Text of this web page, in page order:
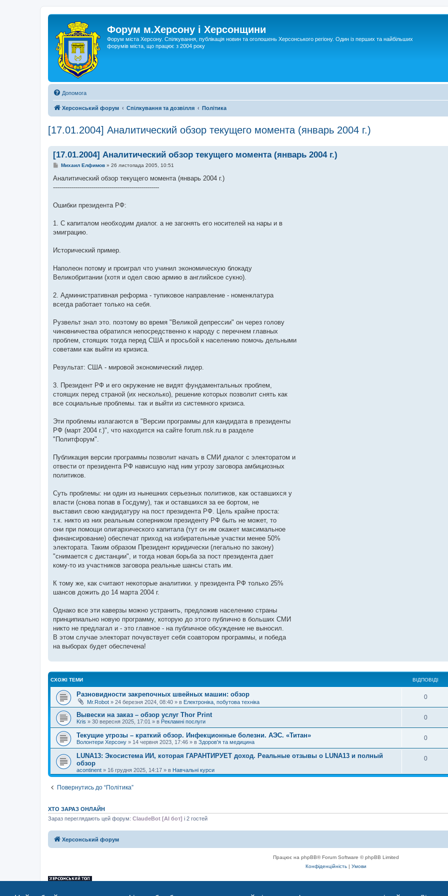
Форум м.Херсону і Херсонщини
Форум міста Херсону. Спілкування, публікація новин та оголошень Херсонського регіону. Один із перших та найбільших
форумів міста, що працює з 2004 року
Допомога
Херсонський форум Спілкування та дозвілля Політика
[17.01.2004] Аналитический обзор текущего момента (январь 2004 г.)
[17.01.2004] Аналитический обзор текущего момента (январь 2004 г.)
П
в
д
л
н
я
Михаил Елфимов» 26 листопада 2005, 10:51
Аналитический обзор текущего момента (январь 2004 г.)
-----------------------------------------------------
Ошибки президента РФ:
1. С капиталом необходим диалог. а не загонять его носителей на нары и в
эмиграцию.
Исторический пример.
Наполеон потому и проиграл что учинил экономическую блокаду
Великобритании (хотя и одел свою армию в английское сукно).
2. Административная реформа - тупиковое направление - номенклатура
всегда работает только на себя.
Рузвельт знал это. поэтому во время "Великой депрессии" он через голову
чиновничества обратился непосредственно к народу с перечнем главных
проблем, стоящих тогда перед США и просьбой к населению помочь дельными
советами как выйти из кризиса.
Результат: США - мировой экономический лидер.
3. Президент РФ и его окружение не видят фундаментальных проблем,
стоящих перед страной (их несколько), решение которых позволит снять как
все социальные проблемы. так и выйти из системного кризиса.
Эти проблемы излагаются в "Версии программы для кандидата в президенты
РФ (март 2004 г.)", что находится на сайте forum.nsk.ru в разделе
"Политфорум".
Публикация версии программы позволит начать в СМИ диалог с электоратом и
отвести от президента РФ нависшую над ним угрозу заговора амбициозных
политиков.
Суть проблемы: ни один из нынешних серьезных политиков, как оставшихся у
власти (снова попав в Госдуму), так и оставшихся за ее бортом, не
выставил свою кандидатуру на пост президента РФ. Цель крайне проста:
т.к. никто из них реальным соперником президенту РФ быть не может, то
они при помощи олигархического капитала (тут он им окажет максимальное
финансирование) обеспечат приход на избирательные участки менее 50%
электората. Таким образом Президент юридически (легально по закону)
"снимается с дистанции", и тогда новая борьба за пост президента дает
кому-то из участников заговора реальные шансы стать им.
К тому же, как считают некоторые аналитики. у президента РФ только 25%
шансов дожить до 14 марта 2004 г.
Однако все эти каверзы можно устранить, предложив населению страны
принципиально новую программу, которую до этого публично в больших СМИ
никто не предлагал и - это главное - на публичное обсуждение не выносил.
В этом случае электорат почувствует себя соавтором программы, и победа
на выборах будет обеспечена!
СХОЖІ ТЕМИ ВІДПОВІДІ
Разновидности закрепочных швейных машин: обзор
Mr.Robot » 24 березня 2024, 08:40 » в Електроніка, побутова техніка
0
Вывески на заказ – обзор услуг Thor Print
Kris » 30 вересня 2025, 17:01 » в Рекламні послуги
0
Текущие угрозы – краткий обзор. Инфекционные болезни. АЭС. «Титан»
Волонтери Херсону » 14 червня 2023, 17:46 » в Здоров'я та медицина
0
LUNA13: Экосистема ИИ, которая ГАРАНТИРУЕТ доход. Реальные отзывы о LUNA13 и полный
обзор
acontinent » 16 грудня 2025, 14:17 » в Навчальні курси
0
Повернутись до “Політика”
ХТО ЗАРАЗ ОНЛАЙН
Зараз переглядають цей форум: ClaudeBot [AI бот] і 2 гостей
Херсонський форум
Працює на phpBB® Forum Software © phpBB Limited
Конфіденційність | Умови
«Херсонський форум» – приватний, незалежний інтерактивний веб-ресурс, що сприяє комунікації через глобальну мережу Інтернет.